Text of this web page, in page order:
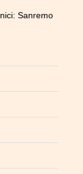
Sanremo